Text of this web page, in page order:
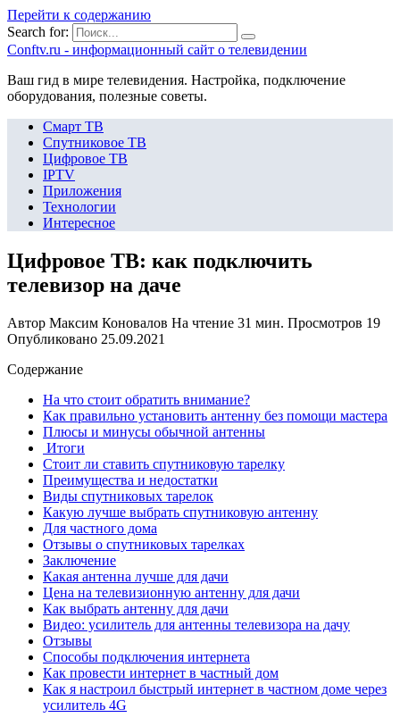
Перейти к содержанию
Search for:
Сonftv.ru - информационный сайт о телевидении
Ваш гид в мире телевидения. Настройка, подключение
оборудования, полезные советы.
Смарт ТВ
Спутниковое ТВ
Цифровое ТВ
IPTV
Приложения
Технологии
Интересное
Цифровое ТВ: как подключить
телевизор на даче
Автор Максим Коновалов На чтение 31 мин. Просмотров 19
Опубликовано 25.09.2021
Содержание
На что стоит обратить внимание?
Как правильно установить антенну без помощи мастера
Плюсы и минусы обычной антенны
Итоги
Стоит ли ставить спутниковую тарелку
Преимущества и недостатки
Виды спутниковых тарелок
Какую лучше выбрать спутниковую антенну
Для частного дома
Отзывы о спутниковых тарелках
Заключение
Какая антенна лучше для дачи
Цена на телевизионную антенну для дачи
Как выбрать антенну для дачи
Видео: усилитель для антенны телевизора на дачу
Отзывы
Способы подключения интернета
Как провести интернет в частный дом
Как я настроил быстрый интернет в частном доме через
усилитель 4G